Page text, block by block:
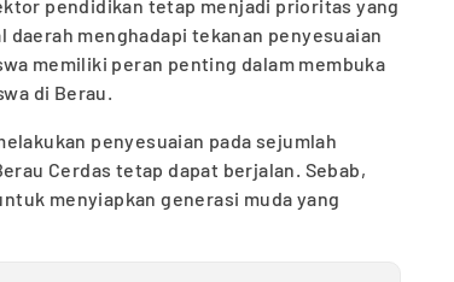
pendidikan tetap menjadi prioritas yang
menghadapi tekanan penyesuaian
memiliki peran penting dalam membuka
di Berau.
penyesuaian pada sejumlah
Cerdas tetap dapat berjalan. Sebab,
menyiapkan generasi muda yang